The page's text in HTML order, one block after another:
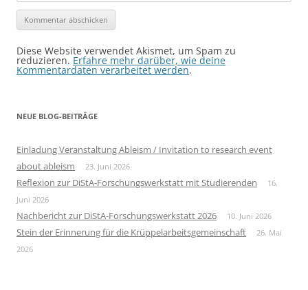
Diese Website verwendet Akismet, um Spam zu
reduzieren. Erfahre mehr darüber, wie deine
Kommentardaten verarbeitet werden.
NEUE BLOG-BEITRÄGE
Einladung Veranstaltung Ableism / Invitation to research event
about ableism
23. Juni 2026
Reflexion zur DiStA-Forschungswerkstatt mit Studierenden
16.
Juni 2026
Nachbericht zur DiStA-Forschungswerkstatt 2026 10. Juni 2026
Stein der Erinnerung für die Krüppelarbeitsgemeinschaft
26. Mai
2026